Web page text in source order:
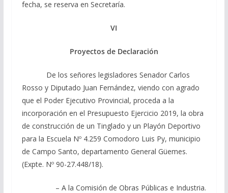
fecha, se reserva en Secretaría.
VI
Proyectos de Declaración
De los señores legisladores Senador Carlos
Rosso y Diputado Juan Fernández, viendo con agrado
que el Poder Ejecutivo Provincial, proceda a la
incorporación en el Presupuesto Ejercicio 2019, la obra
de construcción de un Tinglado y un Playón Deportivo
para la Escuela Nº 4.259 Comodoro Luis Py, municipio
de Campo Santo, departamento General Güemes.
(Expte. Nº 90-27.448/18).
– A la Comisión de Obras Públicas e Industria.